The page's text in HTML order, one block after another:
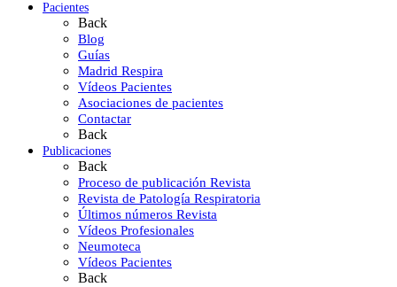
Pacientes
Back
Blog
Guías
Madrid Respira
Vídeos Pacientes
Asociaciones de pacientes
Contactar
Back
Publicaciones
Back
Proceso de publicación Revista
Revista de Patología Respiratoria
Últimos números Revista
Vídeos Profesionales
Neumoteca
Vídeos Pacientes
Back